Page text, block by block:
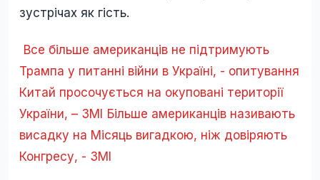
зустрічах як гість.
Все більше американців не підтримують
Трампа у питанні війни в Україні, - опитування
Китай просочується на окуповані території
України, – ЗМІ
Більше американців називають
висадку на Місяць вигадкою, ніж довіряють
Конгресу, - ЗМІ